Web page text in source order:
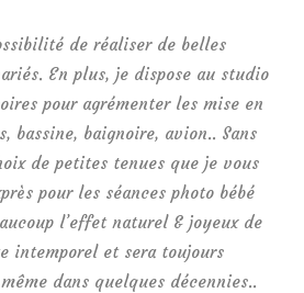
de réaliser de belles
En plus, je dispose au studio
pour agrémenter les mise en
bassine, baignoire, avion.. Sans
de petites tenues que je vous
pour les séances photo bébé
l’effet naturel & joyeux de
intemporel et sera toujours
dans quelques décennies..